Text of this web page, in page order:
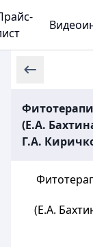
(Е.А.
Г.А.
(Е.А.